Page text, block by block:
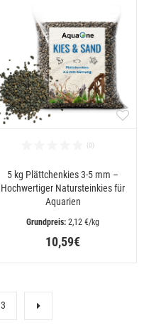
5 kg Plättchenkies 3-5 mm –
Hochwertiger Natursteinkies für
Aquarien
2,12 €/kg
10,59€
3